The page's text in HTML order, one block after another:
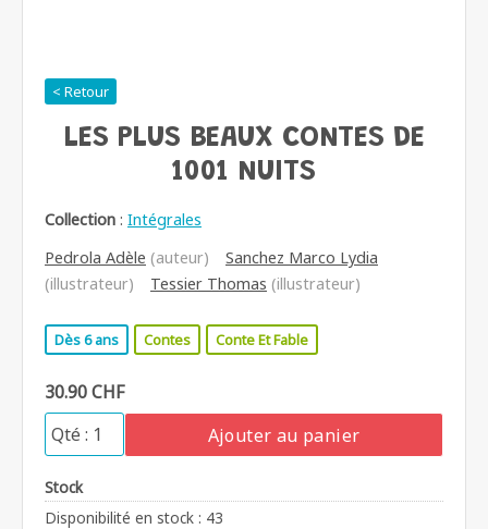
< Retour
LES PLUS BEAUX CONTES DE
1001 NUITS
Collection : Intégrales
Pedrola Adèle (auteur)
Sanchez Marco Lydia
(illustrateur)
Tessier Thomas (illustrateur)
Dès 6 ans Contes Conte Et Fable
30.90 CHF
Ajouter au panier
Stock
Disponibilité en stock : 43